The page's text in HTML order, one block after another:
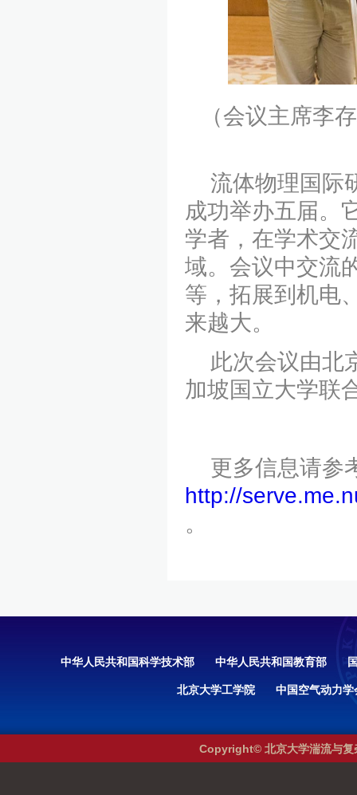
（会议主
流体物理国际
成功举办五届。
学者，在学术交
域。会议中交流
等，拓展到机电
来越大。
此次会议由北
加坡国立大学联
更多信息请参
http://
。
中华人民共和国科学技术部 中华人民共和国教育部
北京大学工学院 中国空气动力学
Copyright© 北京大学湍流与